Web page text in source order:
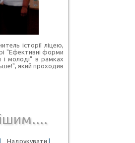
історії ліцею,
"Ефективні форми
і молоді" в рамках
який проходив
Надрукувати